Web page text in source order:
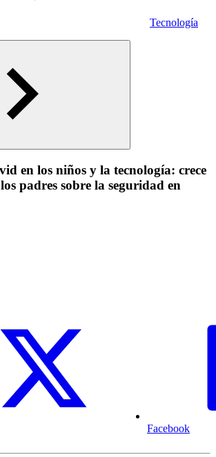
Tecnología
en los niños y la tecnología: crece
padres sobre la seguridad en
Facebook